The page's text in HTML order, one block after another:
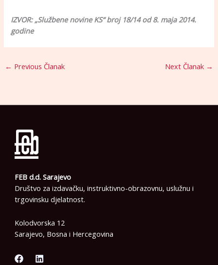
IZVOR: „Službene novine KS“ broj 18/14 od 8. maja 2014.
godine
← Previous Članak Next Članak →
FEB d.d. Sarajevo
Društvo za izdavačku, instruktivno-obrazovnu, uslužnu i
trgovinsku djelatnost.
Kolodvorska 12
Sarajevo, Bosna i Hercegovina